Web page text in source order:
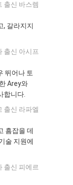
출신 바스렘
, 갈라지지
출신 아시프
뛰어나 토
Arey와
합니다.
출신 라파엘
흠잡을 데
술 지원에
출신 피에르